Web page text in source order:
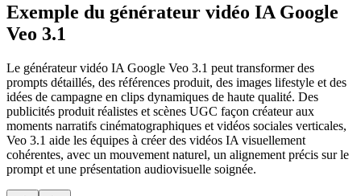
Exemple du générateur vidéo IA Google
Veo 3.1
Le générateur vidéo IA Google Veo 3.1 peut transformer des
prompts détaillés, des références produit, des images lifestyle et des
idées de campagne en clips dynamiques de haute qualité. Des
publicités produit réalistes et scènes UGC façon créateur aux
moments narratifs cinématographiques et vidéos sociales verticales,
Veo 3.1 aide les équipes à créer des vidéos IA visuellement
cohérentes, avec un mouvement naturel, un alignement précis sur le
prompt et une présentation audiovisuelle soignée.